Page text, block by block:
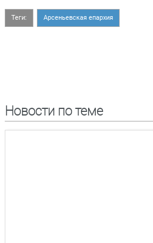
Теги: Арсеньевская епархия
Новости по теме